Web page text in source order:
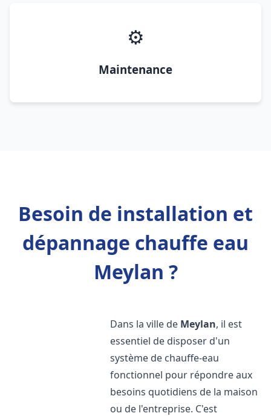
⚙️
Maintenance
Besoin de installation et
dépannage chauffe eau
Meylan ?
Dans la ville de Meylan, il est
essentiel de disposer d'un
système de chauffe-eau
fonctionnel pour répondre aux
besoins quotidiens de la maison
ou de l'entreprise. C'est